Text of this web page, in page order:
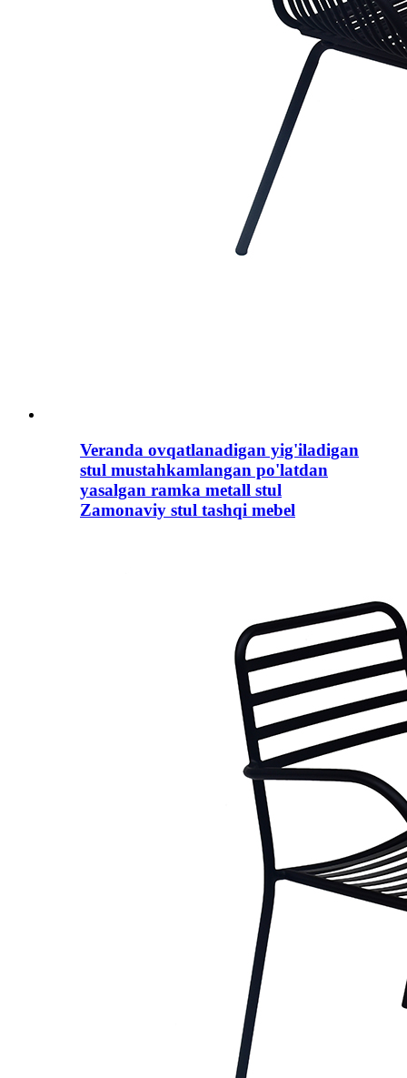
Veranda ovqatlanadigan yig'iladigan
stul mustahkamlangan po'latdan
yasalgan ramka metall stul
Zamonaviy stul tashqi mebel